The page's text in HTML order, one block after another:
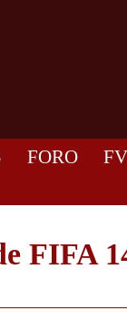
FORO
FIFA